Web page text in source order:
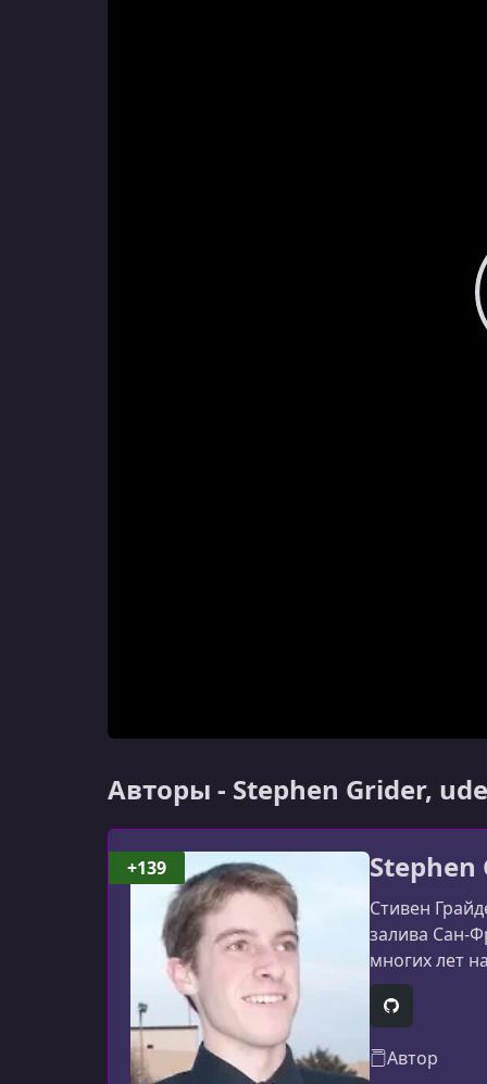
Авторы - Stephen Grider,
Stephen
Стивен
залива Сан-
многих лет
теперь
чтобы
GitHub
Автор
+139